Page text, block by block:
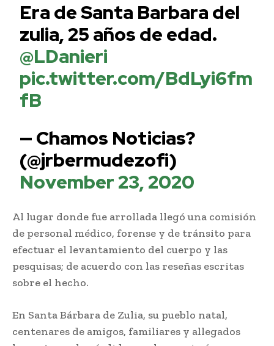
Era de Santa Barbara del
zulia, 25 años de edad.
@LDanieri
pic.twitter.com/BdLyi6fm
fB
— Chamos Noticias?
(@jrbermudezofi)
November 23, 2020
Al lugar donde fue arrollada llegó una comisión
de personal médico, forense y de tránsito para
efectuar el levantamiento del cuerpo y las
pesquisas; de acuerdo con las reseñas escritas
sobre el hecho.
En Santa Bárbara de Zulia, su pueblo natal,
centenares de amigos, familiares y allegados